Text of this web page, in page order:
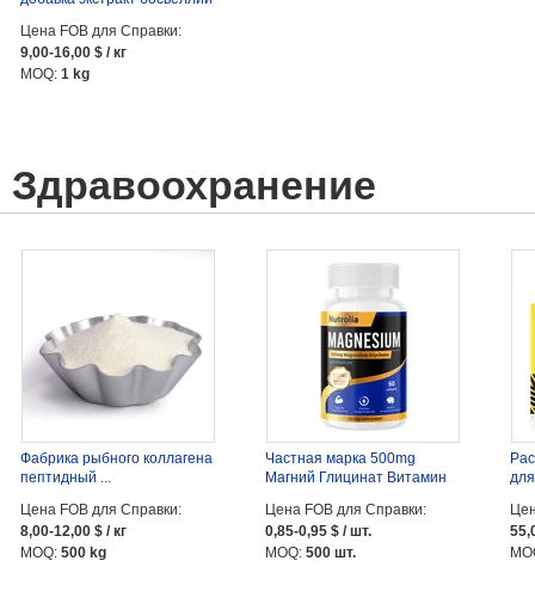
Цена FOB для Справки:
9,00-16,00 $ / кг
MOQ: 1 kg
Здравоохранение
Фабрика рыбного коллагена
пептидный ...
Цена FOB для Справки:
8,00-12,00 $ / кг
MOQ: 500 kg
Частная марка 500mg
Магний Глицинат Витамин
Цена FOB для Справки:
0,85-0,95 $ / шт.
MOQ: 500 шт.